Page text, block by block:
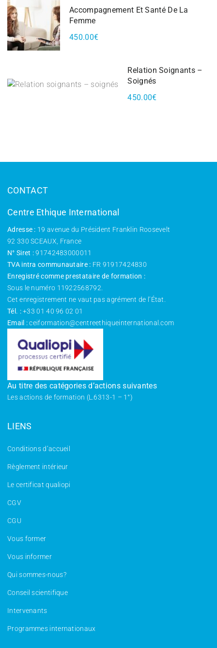
Accompagnement Et Santé De La
Femme
450.00€
Relation Soignants –
Soignés
450.00€
CONTACT
Centre Ethique International
Adresse : 19 avenue du Président Franklin Roosevelt
92 330 SCEAUX, France
N° Siret :91742483000011
TVA intra communautaire : FR 91917424830
Enregistré comme prestataire de formation :
Sous le numéro 11922568792.
Cet enregistrement ne vaut pas agrément de l’État.
Tél. :+33 01 40 96 02 01
Email : ceiformation@centreethiqueinternational.com
Au titre des catégories d’actions suivantes
Les actions de formation (L.6313-1 – 1°)
LIENS
Conditions d’accueil
Règlement intérieur
Le certificat qualiopi
CGV
CGU
Vous former
Vous informer
Qui sommes-nous?
Conseil scientifique
Intervenants
Programmes internationaux